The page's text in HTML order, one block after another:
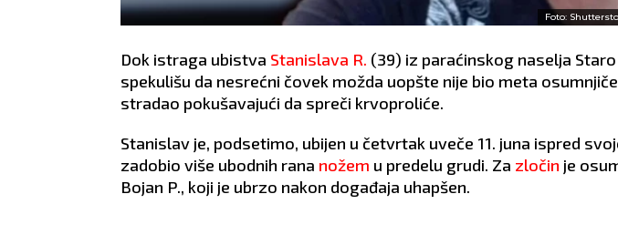
Foto:
Dok istraga ubistva Stanislava R. (39) iz paraćinskog naselja
spekulišu da nesrećni čovek možda uopšte nije bio meta
stradao pokušavajući da spreči krvoproliće.
Stanislav je, podsetimo, ubijen u četvrtak uveče 11. juna ispred
zadobio više ubodnih rana nožem u predelu grudi. Za zločin je
Bojan P., koji je ubrzo nakon događaja uhapšen.